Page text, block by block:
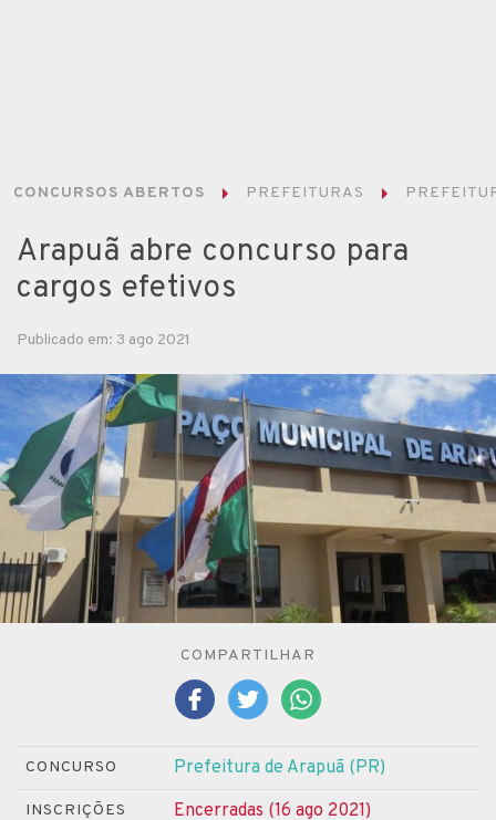
CONCURSOS ABERTOS PREFEITURAS
Arapuã abre concurso para
cargos efetivos
Publicado em: 3 ago 2021
COMPARTILHAR
CONCURSO Prefeitura de Arapuã (PR)
INSCRIÇÕES Encerradas (16 ago 2021)